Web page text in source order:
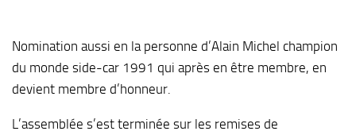
Nomination aussi en la personne d’Alain Michel champion
du monde side-car 1991 qui après en être membre, en
devient membre d’honneur.
L’assemblée s’est terminée sur les remises de